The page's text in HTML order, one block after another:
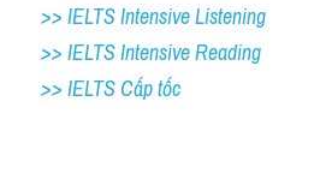
>> IELTS Intensive Listening
>> IELTS Intensive Reading
>> IELTS Cấp tốc